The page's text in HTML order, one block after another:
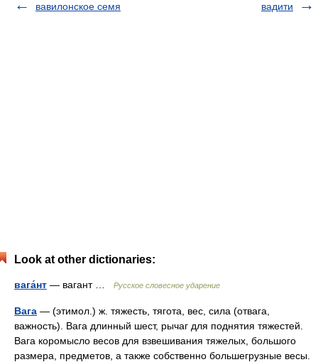
вавилонское семя
вадити
Look at other dictionaries:
вага́нт — вагант … Русское словесное ударение
Вага — (этимол.) ж. тяжесть, тягота, вес, сила (отвага,
важность). Вага длинный шест, рычаг для поднятия тяжестей.
Вага коромысло весов для взвешивания тяжелых, большого
размера, предметов, а также собственно большегрузные весы.